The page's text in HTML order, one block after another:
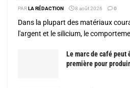
PARLA RÉDACTION 8 août 2026 0
Dans la plupart des matériaux
l'argent et le silicium, le
Le marc de café
première pour